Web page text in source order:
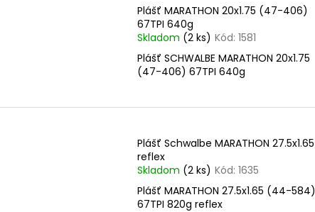
Plášť MARATHON 20x1.75 (47-406)
67TPI 640g
Skladom (2 ks) Kód: 1581
Plášť SCHWALBE MARATHON 20x1.75
(47-406) 67TPI 640g
Plášť Schwalbe MARATHON 27.5x1.65
reflex
Skladom (2 ks) Kód: 1635
Plášť MARATHON 27.5x1.65 (44-584)
67TPI 820g reflex